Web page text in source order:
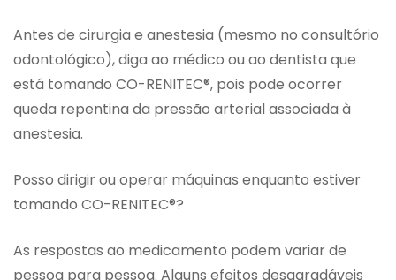
Antes de cirurgia e anestesia (mesmo no consultório
odontológico), diga ao médico ou ao dentista que
está tomando CO-RENITEC®, pois pode ocorrer
queda repentina da pressão arterial associada à
anestesia.
Posso dirigir ou operar máquinas enquanto estiver
tomando CO-RENITEC®?
As respostas ao medicamento podem variar de
pessoa para pessoa. Alguns efeitos desagradáveis